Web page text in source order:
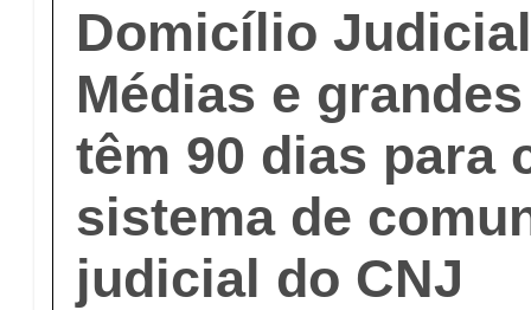
Domicílio
Médias e
têm 90 dias para
sistema de
judicial do CNJ